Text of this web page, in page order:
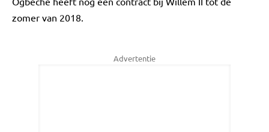
zomer van 2018.
Advertentie